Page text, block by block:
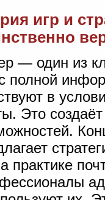
игр и
— один из
полной
в
Это
практике